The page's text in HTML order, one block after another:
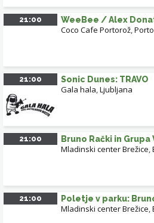
21:00 WeeBee / Alex
Coco Cafe Portorož,
21:00 Sonic Dunes: TRAVO
Gala hala,Ljubljana
21:00 Bruno Rački in Grupa
Mladinski center Brežice,
21:00 Poletje v parku:
Mladinski center Brežice,